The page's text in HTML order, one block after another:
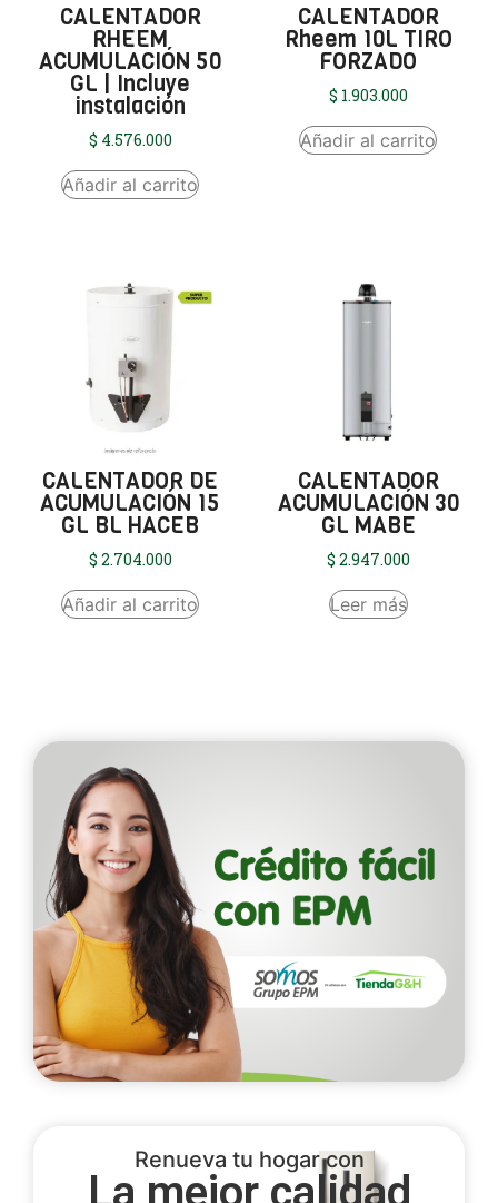
CALENTADOR
RHEEM
ACUMULACIÓN 50
GL | Incluye
instalación
$ 4.576.000
Añadir al carrito
CALENTADOR
Rheem 10L TIRO
FORZADO
$ 1.903.000
Añadir al carrito
CALENTADOR DE
ACUMULACIÓN 15
GL BL HACEB
$ 2.704.000
Añadir al carrito
CALENTADOR
ACUMULACIÓN 30
GL MABE
$ 2.947.000
Leer más
Renueva tu hogar con
La mejor calidad